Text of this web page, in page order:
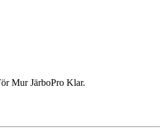
Mur JärboPro Klar.